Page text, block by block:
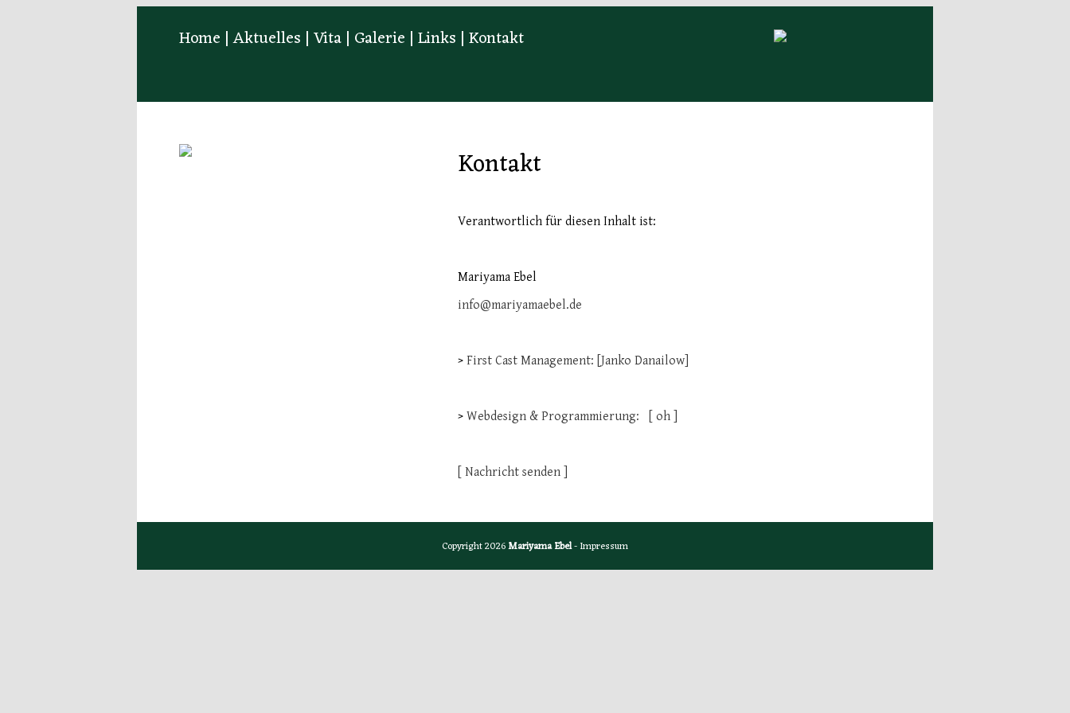
Home |Aktuelles |Vita| Galerie |Links |Kontakt
Kontakt
Verantwortlich für diesen Inhalt ist:
Mariyama Ebel
info@mariyamaebel.de
> First Cast Management: [Janko Danailow]
> Webdesign & Programmierung: [ oh ]
[ Nachricht senden ]
Copyright 2026Mariyama Ebel-Impressum